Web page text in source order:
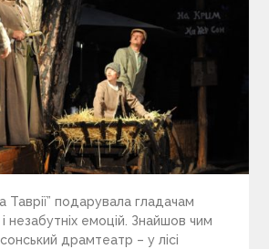
Таврії” подарувала гладачам
незабутніх емоцій. Знайшов чим
драмтеатр – у лісі